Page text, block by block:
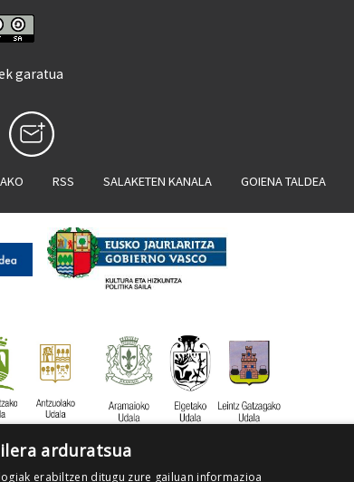
garatua
RSS SALAKETEN KANALA GOIENA TALDEA
arduratsua
erabiltzen ditugu zure gailuan informazioa